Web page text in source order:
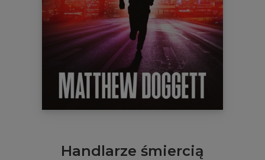
Handlarze śmiercią